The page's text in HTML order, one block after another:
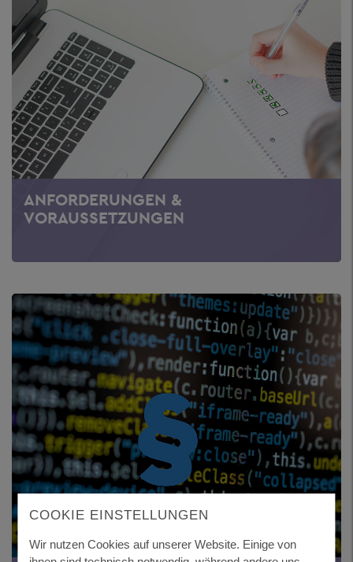
ANFORDERUNGEN &
VORAUSSETZUNGEN
COOKIE EINSTELLUNGEN
Wir nutzen Cookies auf unserer Website. Einige von